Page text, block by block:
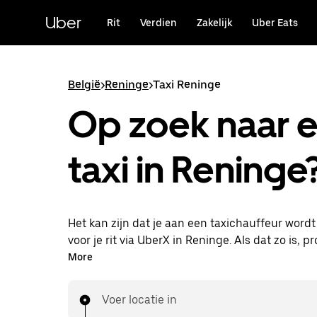
hoofdinhoudUber Rit Verdien Zakelijk Uber Eats
België>Reninge>Taxi Reninge
Op zoek naar
taxi in
Het kan zijn dat je aan een taxichauffeur
voor je rit via UberX in Reninge. Als dat zo is,
van dezelfde 24/7 beschikbaarheid en
naar je bestemming.
More
Voer locatie in